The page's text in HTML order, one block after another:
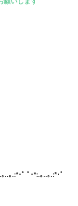
..｡.:*･ﾟ ﾟ･*:.｡..｡.:*･ﾟ